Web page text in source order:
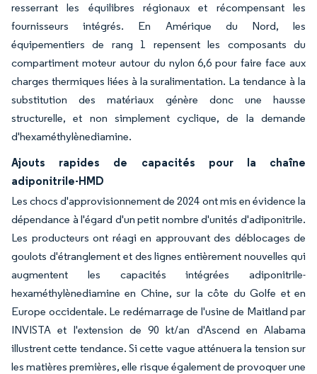
resserrant les équilibres régionaux et récompensant les
fournisseurs intégrés. En Amérique du Nord, les
équipementiers de rang 1 repensent les composants du
compartiment moteur autour du nylon 6,6 pour faire face aux
charges thermiques liées à la suralimentation. La tendance à la
substitution des matériaux génère donc une hausse
structurelle, et non simplement cyclique, de la demande
d'hexaméthylènediamine.
Ajouts rapides de capacités pour la chaîne
adiponitrile-HMD
Les chocs d'approvisionnement de 2024 ont mis en évidence la
dépendance à l'égard d'un petit nombre d'unités d'adiponitrile.
Les producteurs ont réagi en approuvant des déblocages de
goulots d'étranglement et des lignes entièrement nouvelles qui
augmentent les capacités intégrées adiponitrile-
hexaméthylènediamine en Chine, sur la côte du Golfe et en
Europe occidentale. Le redémarrage de l'usine de Maitland par
INVISTA et l'extension de 90 kt/an d'Ascend en Alabama
illustrent cette tendance. Si cette vague atténuera la tension sur
les matières premières, elle risque également de provoquer une